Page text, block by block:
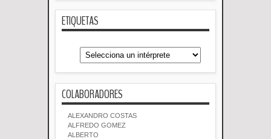
ETIQUETAS
COLABORADORES
ALEXANDRO COSTAS
ALFREDO GOMEZ
ALBERTO